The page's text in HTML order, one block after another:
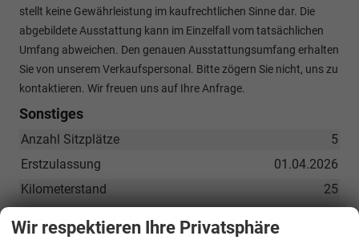
stellt keine Gewährleistung im kaufrechtlichen Sinne dar. Die
abgebildete Ausstattung kann im Einzelfall vom tatsächlichen
Umfang abweichen. Den genauen Ausstattungsumfang erhalten
Sie von unserem Verkaufspersonal. Bitte zögern Sie nicht, uns zu
kontaktieren. Wir freuen uns auf Ihre Anfrage.
Sonstiges
5
Anzahl Sitzplätze
01.04.2026
Erstzulassung
25
Kilometerstand
Wir respektieren Ihre Privatsphäre